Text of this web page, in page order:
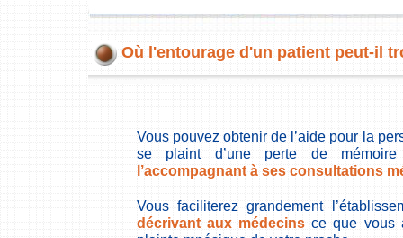
Où l'entourage d'un patient peut-il
Vous pouvez obtenir de l’aide pour la
se plaint d’une perte de
l’accompagnant à ses consultations
Vous faciliterez grandement
décrivant aux médecinsce que vous